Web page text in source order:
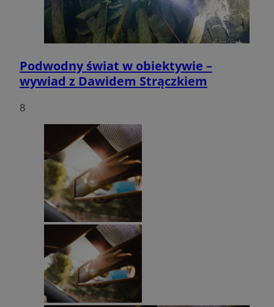
Podwodny świat w obiektywie –
wywiad z Dawidem Strączkiem
8